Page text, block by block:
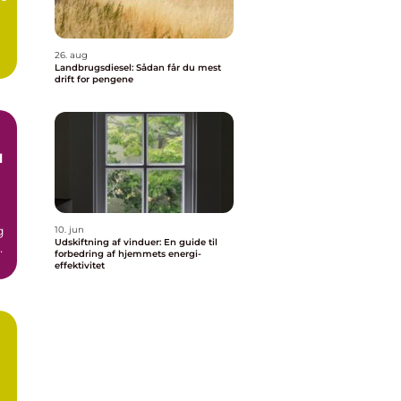
26. aug
Landbrugsdiesel: Sådan får du mest
drift for pengene
10. jun
Udskiftning af vinduer: En guide til
forbedring af hjemmets energi-
effektivitet